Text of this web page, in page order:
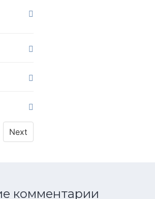
Next
комментарии